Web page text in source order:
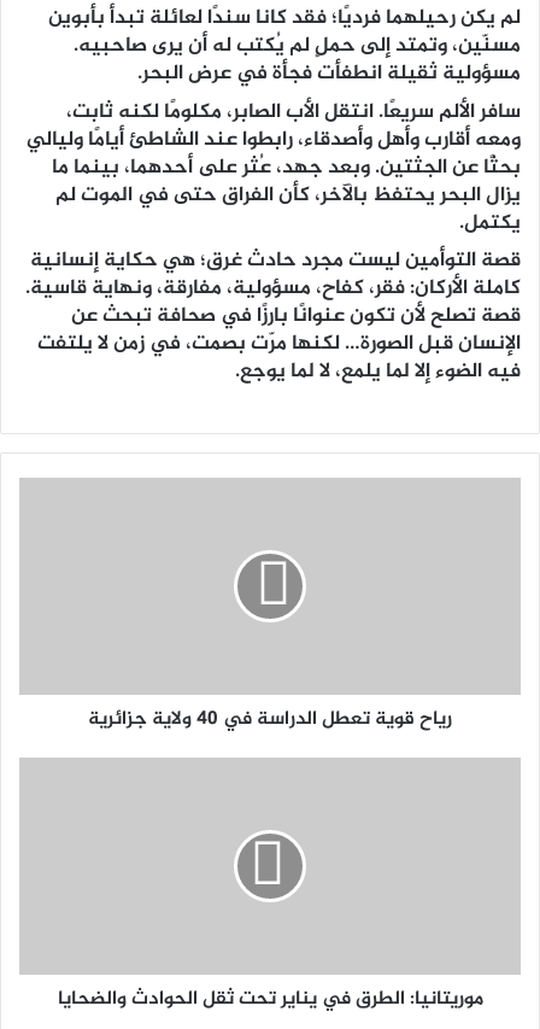
لم يكن رحيلهما فرديًا؛ فقد كانا سندًا لعائلة تبدأ بأبوين
مسنّين، وتمتد إلى حملٍ لم يُكتب له أن يرى صاحبيه.
مسؤولية ثقيلة انطفأت فجأة في عرض البحر.
سافر الألم سريعًا. انتقل الأب الصابر، مكلومًا لكنه ثابت،
ومعه أقارب وأهل وأصدقاء، رابطوا عند الشاطئ أيامًا وليالي
بحثًا عن الجثتين. وبعد جهد، عُثر على أحدهما، بينما ما
يزال البحر يحتفظ بالآخر، كأن الفراق حتى في الموت لم
يكتمل.
قصة التوأمين ليست مجرد حادث غرق؛ هي حكاية إنسانية
كاملة الأركان: فقر، كفاح، مسؤولية، مفارقة، ونهاية قاسية.
قصة تصلح لأن تكون عنوانًا بارزًا في صحافة تبحث عن
الإنسان قبل الصورة… لكنها مرّت بصمت، في زمن لا يلتفت
فيه الضوء إلا لما يلمع، لا لما يوجع.
رياح قوية تعطل الدراسة في 40 ولاية جزائرية
موريتانيا: الطرق في يناير تحت ثقل الحوادث والضحايا